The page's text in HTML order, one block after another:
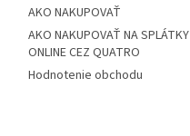
AKO NAKUPOVAŤ
AKO NAKUPOVAŤ NA SPLÁTKY
ONLINE CEZ QUATRO
Hodnotenie obchodu